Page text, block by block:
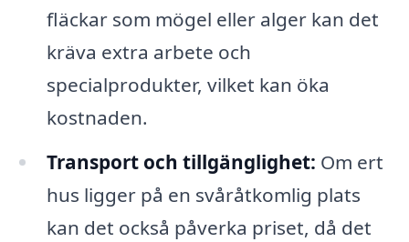
fläckar som mögel eller alger kan det
kräva extra arbete och
specialprodukter, vilket kan öka
kostnaden.
Transport och tillgänglighet: Om ert
hus ligger på en svåråtkomlig plats
kan det också påverka priset, då det